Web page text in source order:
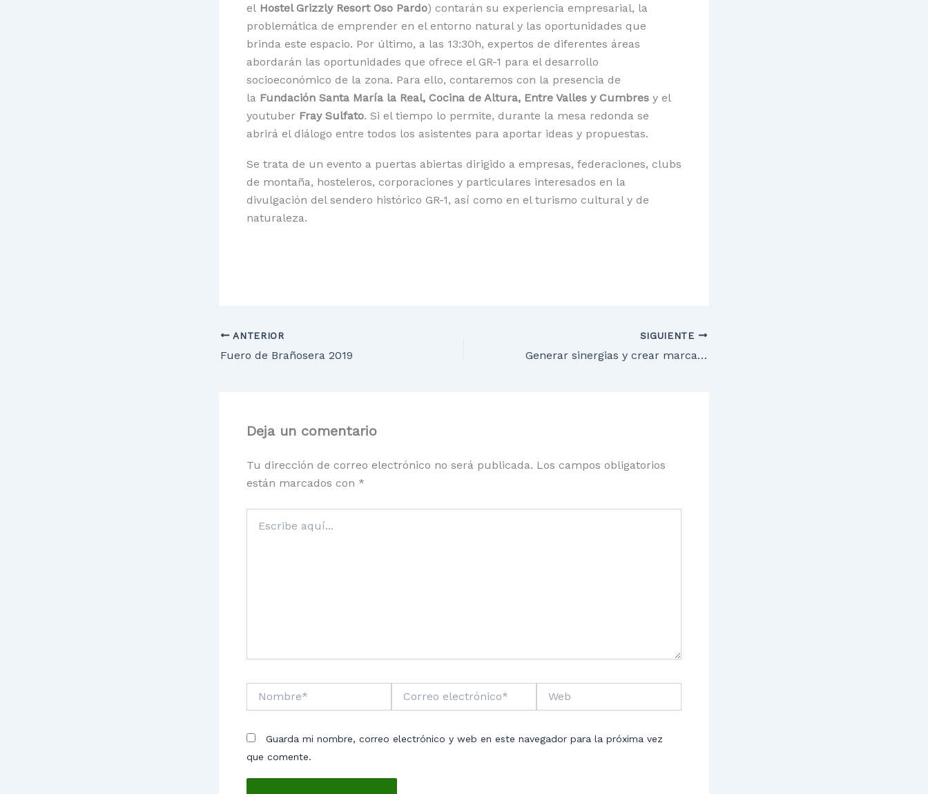
el Hostel Grizzly Resort Oso Pardo) contarán su experiencia empresarial, la
problemática de emprender en el entorno natural y las oportunidades que
brinda este espacio. Por último, a las 13:30h, expertos de diferentes áreas
abordarán las oportunidades que ofrece el GR-1 para el desarrollo
socioeconómico de la zona. Para ello, contaremos con la presencia de
la Fundación Santa María la Real, Cocina de Altura, Entre Valles y Cumbres y el
youtuber Fray Sulfato. Si el tiempo lo permite, durante la mesa redonda se
abrirá el diálogo entre todos los asistentes para aportar ideas y propuestas.
Se trata de un evento a puertas abiertas dirigido a empresas, federaciones, clubs
de montaña, hosteleros, corporaciones y particulares interesados en la
divulgación del sendero histórico GR-1, así como en el turismo cultural y de
naturaleza.
ANTERIOR
Fuero de Brañosera 2019
SIGUIENTE
Generar sinergias y crear marca, claves para potenciar el turismo en la Montaña Palentina
Deja un comentario
Tu dirección de correo electrónico no será publicada. Los campos obligatorios
están marcados con *
aquí...
electrónico*
Guarda mi nombre, correo electrónico y web en este navegador para la próxima vez
que comente.